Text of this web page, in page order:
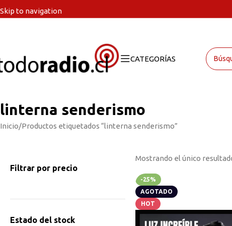
Skip to navigation
CATEGORÍAS
linterna senderismo
Inicio Productos etiquetados “linterna senderismo”
Filtrar por precio
Estado del stock
Mostrando el único
-25%
AGOTADO
HOT